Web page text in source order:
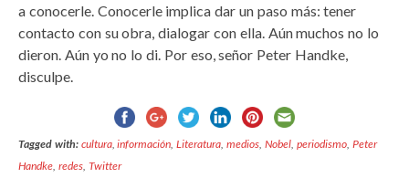
a conocerle. Conocerle implica dar un paso más: tener
contacto con su obra, dialogar con ella. Aún muchos no lo
dieron. Aún yo no lo di. Por eso, señor Peter Handke,
disculpe.
Tagged with: cultura,información ,Literatura ,medios Nobel, periodismo, Peter
Handke redes, Twitter